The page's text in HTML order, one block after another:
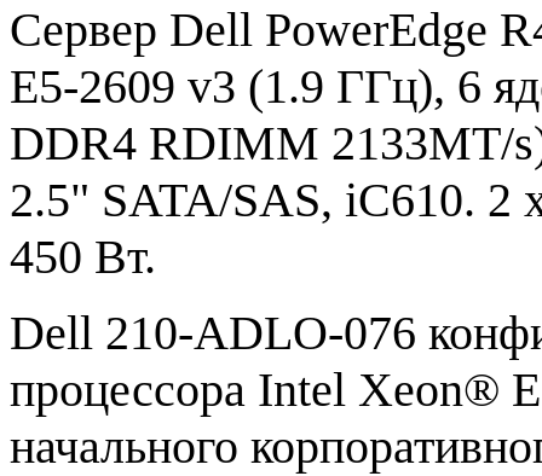
Сервер Dell PowerEdge
E5-2609 v3 (1.9 ГГц), 6
DDR4 RDIMM 2133MT/
2.5" SATA/SAS, iC610. 2
450 Вт.
Dell 210-ADLO-076
процессора Intel Xeon®
начального